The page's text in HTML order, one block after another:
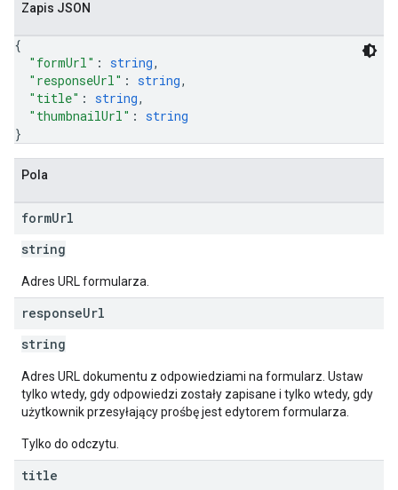
Zapis JSON
{
"formUrl" : string,
"responseUrl" : string,
"title" : string,
"thumbnailUrl" : string
}
Pola
formUrl
string
Adres URL formularza.
responseUrl
string
Adres URL dokumentu z odpowiedziami na formularz. Ustaw
tylko wtedy, gdy odpowiedzi zostały zapisane i tylko wtedy, gdy
użytkownik przesyłający prośbę jest edytorem formularza.
Tylko do odczytu.
title